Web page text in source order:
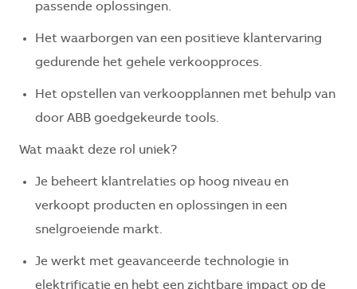
passende oplossingen.
Het waarborgen van een positieve klantervaring
gedurende het gehele verkoopproces.
Het opstellen van verkoopplannen met behulp van
door ABB goedgekeurde tools.
Wat maakt deze rol uniek?
Je beheert klantrelaties op hoog niveau en
verkoopt producten en oplossingen in een
snelgroeiende markt.
Je werkt met geavanceerde technologie in
elektrificatie en hebt een zichtbare impact op de